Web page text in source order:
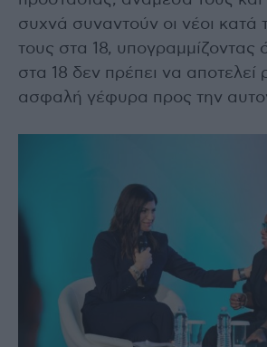
συχνά συναντούν οι νέοι κατά
τους στα 18, υπογραμμίζοντας
στα 18 δεν πρέπει να αποτελεί
ασφαλή γέφυρα προς την